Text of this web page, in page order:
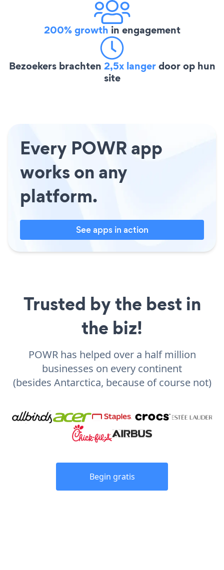
200% growth in engagement
Bezoekers brachten 2,5x langerdoor op hun
site
Every POWR app
works on any
platform.
See apps in action
Trusted by the best in
the biz!
POWR has helped over a half million
businesses on every continent
(besides Antarctica, because of course not)
Begin gratis